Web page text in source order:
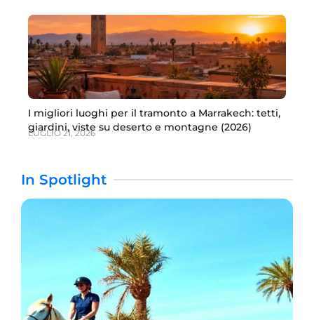
I migliori luoghi per il tramonto a Marrakech: tetti,
giardini, viste su deserto e montagne (2026)
LUGLIO 21, 2026
In Spotlight